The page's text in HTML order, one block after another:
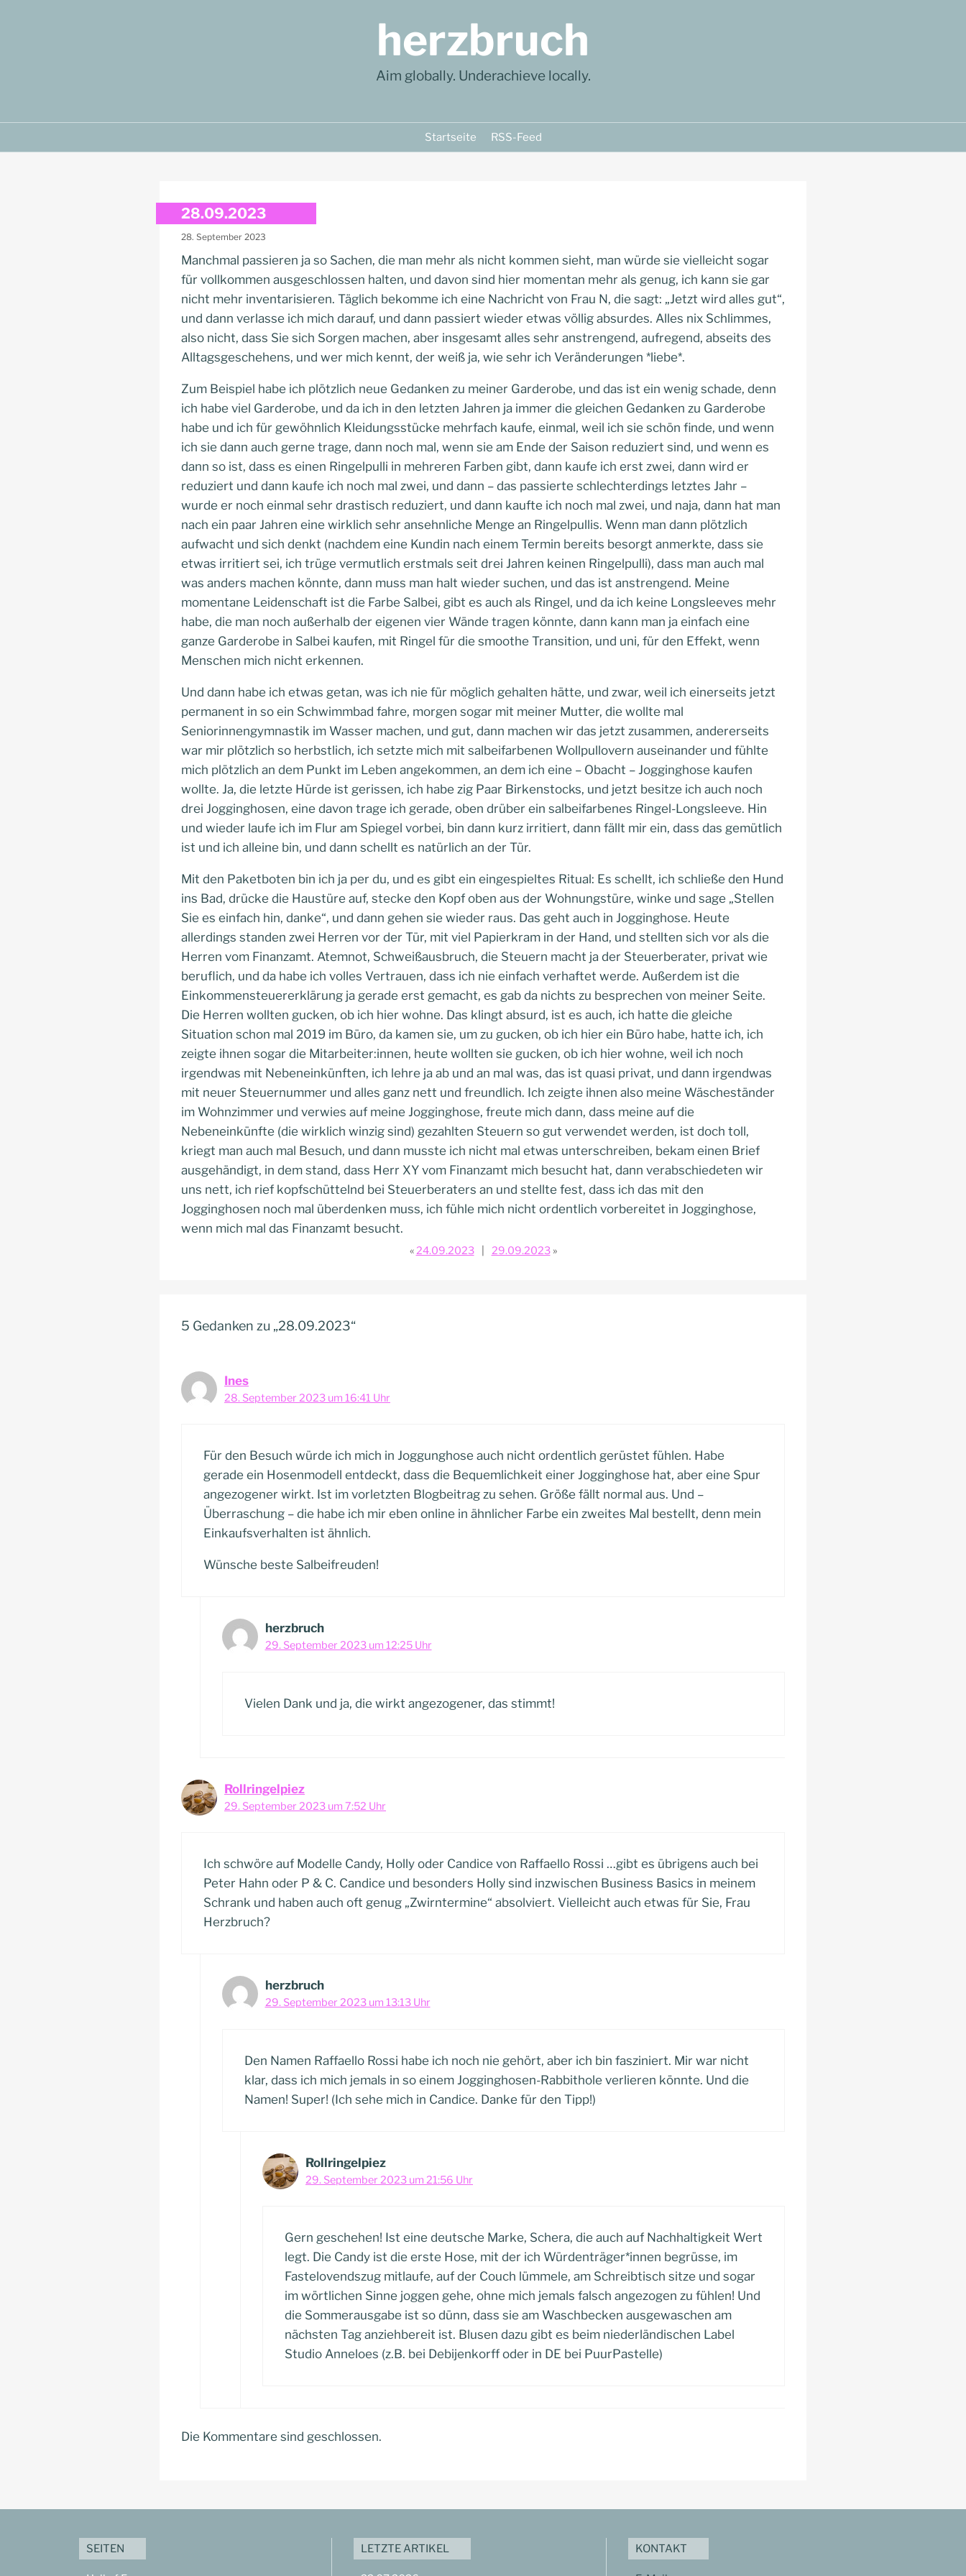
herzbruch
Aim globally. Underachieve locally.
Startseite RSS-Feed
28.09.2023
28. September 2023
Manchmal passieren ja so Sachen, die man mehr als nicht kommen sieht, man würde sie vielleicht sogar
für vollkommen ausgeschlossen halten, und davon sind hier momentan mehr als genug, ich kann sie gar
nicht mehr inventarisieren. Täglich bekomme ich eine Nachricht von Frau N, die sagt: „Jetzt wird alles gut“,
und dann verlasse ich mich darauf, und dann passiert wieder etwas völlig absurdes. Alles nix Schlimmes,
also nicht, dass Sie sich Sorgen machen, aber insgesamt alles sehr anstrengend, aufregend, abseits des
Alltagsgeschehens, und wer mich kennt, der weiß ja, wie sehr ich Veränderungen *liebe*.
Zum Beispiel habe ich plötzlich neue Gedanken zu meiner Garderobe, und das ist ein wenig schade, denn
ich habe viel Garderobe, und da ich in den letzten Jahren ja immer die gleichen Gedanken zu Garderobe
habe und ich für gewöhnlich Kleidungsstücke mehrfach kaufe, einmal, weil ich sie schön finde, und wenn
ich sie dann auch gerne trage, dann noch mal, wenn sie am Ende der Saison reduziert sind, und wenn es
dann so ist, dass es einen Ringelpulli in mehreren Farben gibt, dann kaufe ich erst zwei, dann wird er
reduziert und dann kaufe ich noch mal zwei, und dann – das passierte schlechterdings letztes Jahr –
wurde er noch einmal sehr drastisch reduziert, und dann kaufte ich noch mal zwei, und naja, dann hat man
nach ein paar Jahren eine wirklich sehr ansehnliche Menge an Ringelpullis. Wenn man dann plötzlich
aufwacht und sich denkt (nachdem eine Kundin nach einem Termin bereits besorgt anmerkte, dass sie
etwas irritiert sei, ich trüge vermutlich erstmals seit drei Jahren keinen Ringelpulli), dass man auch mal
was anders machen könnte, dann muss man halt wieder suchen, und das ist anstrengend. Meine
momentane Leidenschaft ist die Farbe Salbei, gibt es auch als Ringel, und da ich keine Longsleeves mehr
habe, die man noch außerhalb der eigenen vier Wände tragen könnte, dann kann man ja einfach eine
ganze Garderobe in Salbei kaufen, mit Ringel für die smoothe Transition, und uni, für den Effekt, wenn
Menschen mich nicht erkennen.
Und dann habe ich etwas getan, was ich nie für möglich gehalten hätte, und zwar, weil ich einerseits jetzt
permanent in so ein Schwimmbad fahre, morgen sogar mit meiner Mutter, die wollte mal
Seniorinnengymnastik im Wasser machen, und gut, dann machen wir das jetzt zusammen, andererseits
war mir plötzlich so herbstlich, ich setzte mich mit salbeifarbenen Wollpullovern auseinander und fühlte
mich plötzlich an dem Punkt im Leben angekommen, an dem ich eine – Obacht – Jogginghose kaufen
wollte. Ja, die letzte Hürde ist gerissen, ich habe zig Paar Birkenstocks, und jetzt besitze ich auch noch
drei Jogginghosen, eine davon trage ich gerade, oben drüber ein salbeifarbenes Ringel-Longsleeve. Hin
und wieder laufe ich im Flur am Spiegel vorbei, bin dann kurz irritiert, dann fällt mir ein, dass das gemütlich
ist und ich alleine bin, und dann schellt es natürlich an der Tür.
Mit den Paketboten bin ich ja per du, und es gibt ein eingespieltes Ritual: Es schellt, ich schließe den Hund
ins Bad, drücke die Haustüre auf, stecke den Kopf oben aus der Wohnungstüre, winke und sage „Stellen
Sie es einfach hin, danke“, und dann gehen sie wieder raus. Das geht auch in Jogginghose. Heute
allerdings standen zwei Herren vor der Tür, mit viel Papierkram in der Hand, und stellten sich vor als die
Herren vom Finanzamt. Atemnot, Schweißausbruch, die Steuern macht ja der Steuerberater, privat wie
beruflich, und da habe ich volles Vertrauen, dass ich nie einfach verhaftet werde. Außerdem ist die
Einkommensteuererklärung ja gerade erst gemacht, es gab da nichts zu besprechen von meiner Seite.
Die Herren wollten gucken, ob ich hier wohne. Das klingt absurd, ist es auch, ich hatte die gleiche
Situation schon mal 2019 im Büro, da kamen sie, um zu gucken, ob ich hier ein Büro habe, hatte ich, ich
zeigte ihnen sogar die Mitarbeiter:innen, heute wollten sie gucken, ob ich hier wohne, weil ich noch
irgendwas mit Nebeneinkünften, ich lehre ja ab und an mal was, das ist quasi privat, und dann irgendwas
mit neuer Steuernummer und alles ganz nett und freundlich. Ich zeigte ihnen also meine Wäscheständer
im Wohnzimmer und verwies auf meine Jogginghose, freute mich dann, dass meine auf die
Nebeneinkünfte (die wirklich winzig sind) gezahlten Steuern so gut verwendet werden, ist doch toll,
kriegt man auch mal Besuch, und dann musste ich nicht mal etwas unterschreiben, bekam einen Brief
ausgehändigt, in dem stand, dass Herr XY vom Finanzamt mich besucht hat, dann verabschiedeten wir
uns nett, ich rief kopfschüttelnd bei Steuerberaters an und stellte fest, dass ich das mit den
Jogginghosen noch mal überdenken muss, ich fühle mich nicht ordentlich vorbereitet in Jogginghose,
wenn mich mal das Finanzamt besucht.
24.09.2023 29.09.2023
5 Gedanken zu „28.09.2023“
Ines
28. September 2023 um 16:41 Uhr
Für den Besuch würde ich mich in Joggunghose auch nicht ordentlich gerüstet fühlen. Habe
gerade ein Hosenmodell entdeckt, dass die Bequemlichkeit einer Jogginghose hat, aber eine Spur
angezogener wirkt. Ist im vorletzten Blogbeitrag zu sehen. Größe fällt normal aus. Und –
Überraschung – die habe ich mir eben online in ähnlicher Farbe ein zweites Mal bestellt, denn mein
Einkaufsverhalten ist ähnlich.
Wünsche beste Salbeifreuden!
herzbruch
29. September 2023 um 12:25 Uhr
Vielen Dank und ja, die wirkt angezogener, das stimmt!
Rollringelpiez
29. September 2023 um 7:52 Uhr
Ich schwöre auf Modelle Candy, Holly oder Candice von Raffaello Rossi …gibt es übrigens auch bei
Peter Hahn oder P & C. Candice und besonders Holly sind inzwischen Business Basics in meinem
Schrank und haben auch oft genug „Zwirntermine“ absolviert. Vielleicht auch etwas für Sie, Frau
Herzbruch?
herzbruch
29. September 2023 um 13:13 Uhr
Den Namen Raffaello Rossi habe ich noch nie gehört, aber ich bin fasziniert. Mir war nicht
klar, dass ich mich jemals in so einem Jogginghosen-Rabbithole verlieren könnte. Und die
Namen! Super! (Ich sehe mich in Candice. Danke für den Tipp!)
Rollringelpiez
29. September 2023 um 21:56 Uhr
Gern geschehen! Ist eine deutsche Marke, Schera, die auch auf Nachhaltigkeit Wert
legt. Die Candy ist die erste Hose, mit der ich Würdenträger*innen begrüsse, im
Fastelovendszug mitlaufe, auf der Couch lümmele, am Schreibtisch sitze und sogar
im wörtlichen Sinne joggen gehe, ohne mich jemals falsch angezogen zu fühlen! Und
die Sommerausgabe ist so dünn, dass sie am Waschbecken ausgewaschen am
nächsten Tag anziehbereit ist. Blusen dazu gibt es beim niederländischen Label
Studio Anneloes (z.B. bei Debijenkorff oder in DE bei PuurPastelle)
Die Kommentare sind geschlossen.
SEITEN LETZTE ARTIKEL KONTAKT